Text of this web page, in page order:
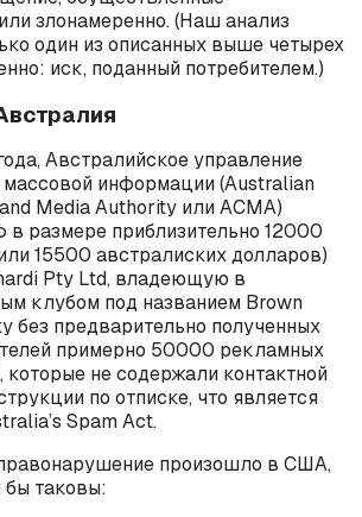
злонамеренно. (Наш анализ
один из описанных выше четырех
иск, поданный потребителем.)
Австралийское управление
массовой информации (Australian
Media Authority или ACMA)
размере приблизительно 12000
15500 австралиских долларов)
Pty Ltd, владеющую в
клубом под названием Brown
без предварительно полученных
примерно 50000 рекламных
не содержали контактной
по отписке, что является
Spam Act.
произошло в США,
бы таковы: